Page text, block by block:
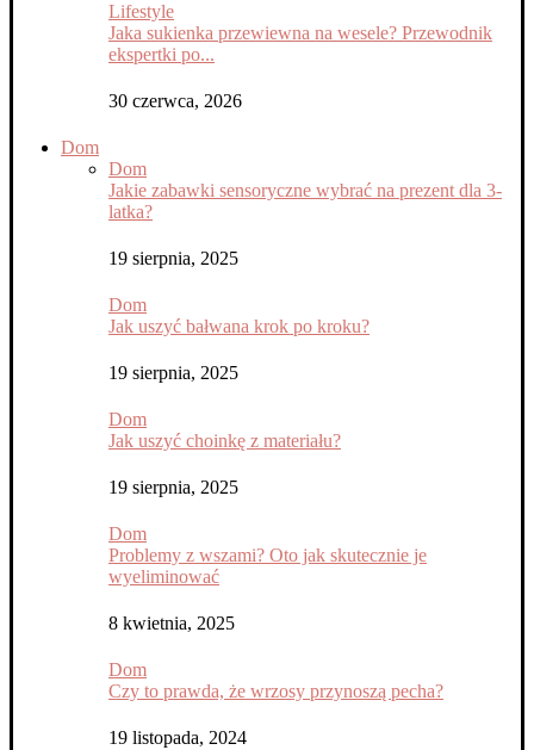
Lifestyle
Jaka sukienka przewiewna na wesele? Przewodnik
ekspertki po...
30 czerwca, 2026
Dom
Dom
Jakie zabawki sensoryczne wybrać na prezent dla 3-
latka?
19 sierpnia, 2025
Dom
Jak uszyć bałwana krok po kroku?
19 sierpnia, 2025
Dom
Jak uszyć choinkę z materiału?
19 sierpnia, 2025
Dom
Problemy z wszami? Oto jak skutecznie je
wyeliminować
8 kwietnia, 2025
Dom
Czy to prawda, że wrzosy przynoszą pecha?
19 listopada, 2024